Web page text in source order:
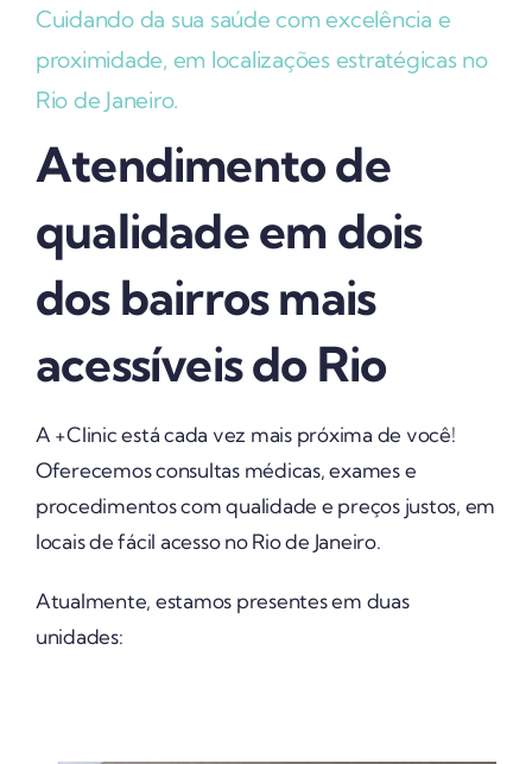
Cuidando da sua saúde com excelência e
proximidade, em localizações estratégicas no
Rio de Janeiro.
Atendimento de
qualidade em dois
dos bairros mais
acessíveis do Rio
A +Clinic está cada vez mais próxima de você!
Oferecemos consultas médicas, exames e
procedimentos com qualidade e preços justos, em
locais de fácil acesso no Rio de Janeiro.
Atualmente, estamos presentes em duas
unidades: